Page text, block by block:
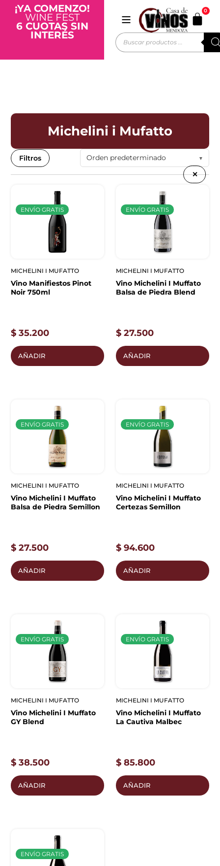
¡YA COMENZO!
WINE FEST
6 CUOTAS SIN
INTERÉS
0
Michelini i Mufatto
Filtros
✕
ENVÍO GRATIS
MICHELINI I MUFATTO
Vino Manifiestos Pinot
Noir 750ml
$ 35.200
AÑADIR
ENVÍO GRATIS
MICHELINI I MUFATTO
Vino Michelini I Muffato
Balsa de Piedra Blend
$ 27.500
AÑADIR
ENVÍO GRATIS
MICHELINI I MUFATTO
Vino Michelini I Muffato
Balsa de Piedra Semillon
$ 27.500
AÑADIR
ENVÍO GRATIS
MICHELINI I MUFATTO
Vino Michelini I Muffato
Certezas Semillon
$ 94.600
AÑADIR
ENVÍO GRATIS
MICHELINI I MUFATTO
Vino Michelini I Muffato
GY Blend
$ 38.500
AÑADIR
ENVÍO GRATIS
MICHELINI I MUFATTO
Vino Michelini I Muffato
La Cautiva Malbec
$ 85.800
AÑADIR
ENVÍO GRATIS